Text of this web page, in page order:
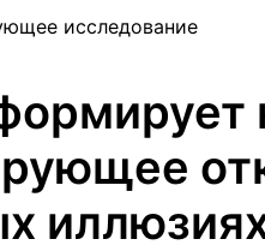
исследование